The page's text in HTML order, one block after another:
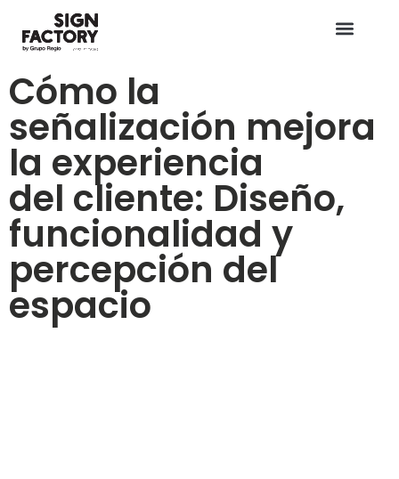
Cómo la
señalización mejora
la experiencia
del cliente: Diseño,
funcionalidad y
percepción del
espacio